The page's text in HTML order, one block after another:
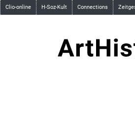
Clio-online H-Soz-Kult Connections